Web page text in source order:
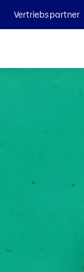
Vertriebspartner